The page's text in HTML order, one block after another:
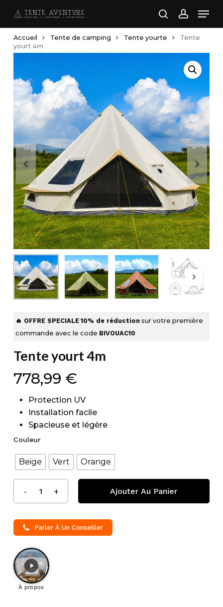
main
content
search
Accueil Tente de camping Tente yourte
Tente
yourt 4m
🔥 OFFRE SPECIALE 10% de réduction sur votre première
commande avec le code BIVOUAC10
Tente yourt 4m
778,99 €
Protection UV
Installation facile
Spacieuse et légère
Couleur
Beige Vert Orange
Ajouter Au Panier
Parler À Un Conseiller
À propos